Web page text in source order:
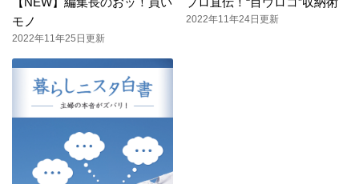
モノ
2022年11年25日更新
2022年11年24日更新